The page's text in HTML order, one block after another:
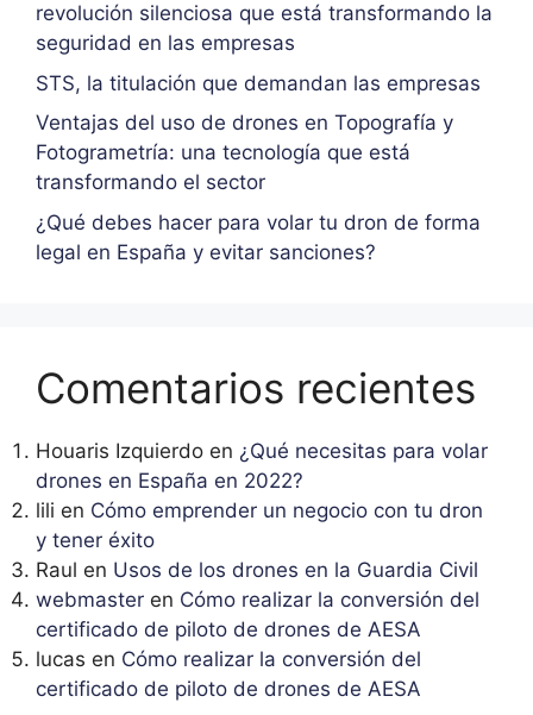
revolución silenciosa que está transformando la
seguridad en las empresas
STS, la titulación que demandan las empresas
Ventajas del uso de drones en Topografía y
Fotogrametría: una tecnología que está
transformando el sector
¿Qué debes hacer para volar tu dron de forma
legal en España y evitar sanciones?
Comentarios recientes
Houaris Izquierdo en ¿Qué necesitas para volar
drones en España en 2022?
lili en Cómo emprender un negocio con tu dron
y tener éxito
Raul en Usos de los drones en la Guardia Civil
webmaster en Cómo realizar la conversión del
certificado de piloto de drones de AESA
lucas en Cómo realizar la conversión del
certificado de piloto de drones de AESA